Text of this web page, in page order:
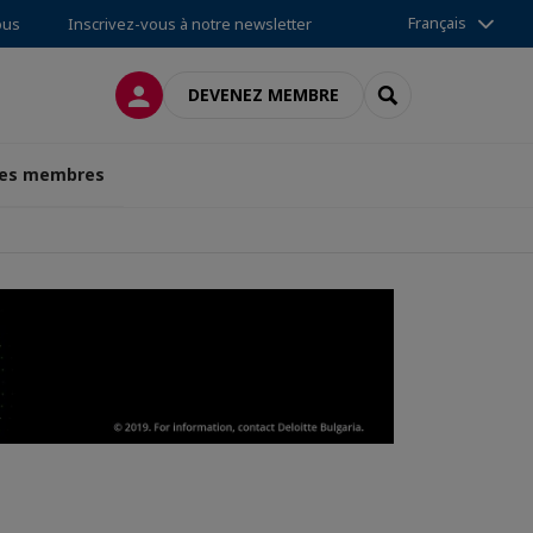
Inscrivez-vous à notre newsletter Français
CONNEXIONDEVENEZ MEMBRE RECHERCHER
membres